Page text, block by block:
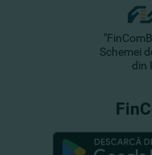
Schemei
din